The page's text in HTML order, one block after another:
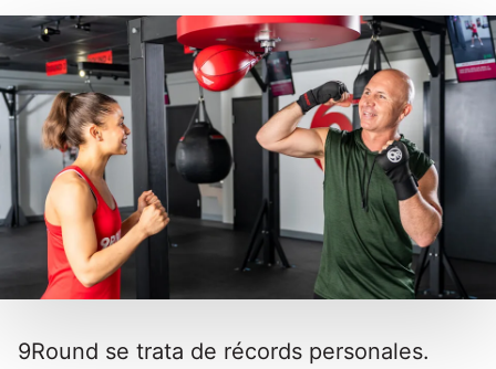
9Round se trata de récords personales.